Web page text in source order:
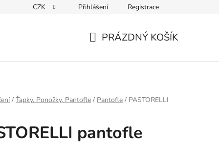
CZK Přihlášení Registrace
PRÁZDNÝ KOŠÍK
/ Ťapky, Ponožky, Pantofle / Pantofle / PASTORELLI
pantofle